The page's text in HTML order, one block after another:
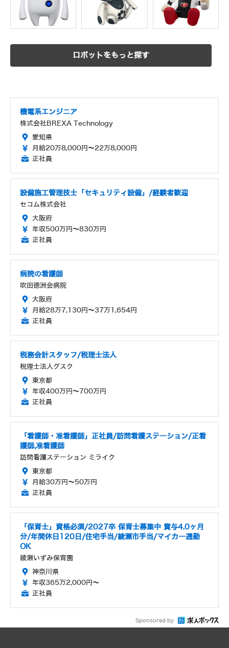
ロボットをもっと探す
機電系エンジニア
株式会社BREXA Technology
愛知県
月給20万8,000円～22万8,000円
正社員
設備施工管理技士「セキュリティ設備」/経験者歓迎
セコム株式会社
大阪府
年収500万円～830万円
正社員
病院の看護師
吹田徳洲会病院
大阪府
月給28万7,130円～37万1,654円
正社員
税務会計スタッフ/税理士法人
税理士法人グスク
東京都
年収400万円～700万円
正社員
「看護師・准看護師」正社員/訪問看護ステーション/正看
護師,准看護師
訪問看護ステーション ミライク
東京都
月給30万円～50万円
正社員
「保育士」資格必須/2027卒 保育士募集中 賞与4.0ヶ月
分/年間休日120日/住宅手当/綾瀬市手当/マイカー通勤
OK
綾瀬いずみ保育園
神奈川県
年収365万2,000円～
正社員
Sponsored by